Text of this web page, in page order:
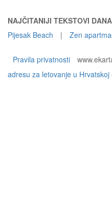
NAJČITANIJI TEKSTOVI
Pijesak Beach
| Zen
Pravila privatnosti
adresu za letovanje u Hrvatskoj